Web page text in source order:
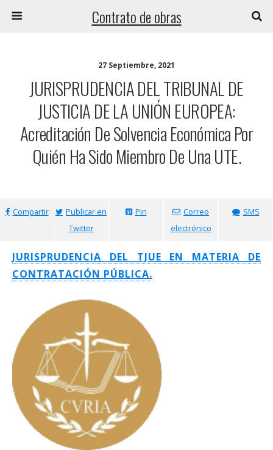
Contrato de obras
27 Septiembre, 2021
JURISPRUDENCIA DEL TRIBUNAL DE
JUSTICIA DE LA UNIÓN EUROPEA:
Acreditación De Solvencia Económica Por
Quién Ha Sido Miembro De Una UTE.
Compartir
Publicar en
Twitter
Pin
Correo
electrónico
SMS
JURISPRUDENCIA DEL TJUE EN MATERIA DE
CONTRATACIÓN PÚBLICA.